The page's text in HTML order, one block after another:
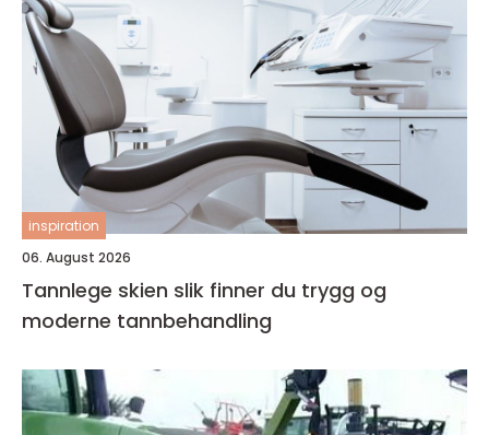
inspiration
06. August 2026
Tannlege skien slik finner du trygg og
moderne tannbehandling